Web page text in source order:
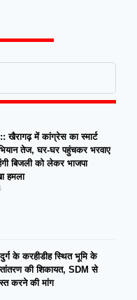
खैरागढ़ में कांग्रेस का स्मार्ट
तेज, घर-घर पहुंचकर भरवाए
बिजली को लेकर भाजपा
हमला
के करहीडीह स्थित भूमि के
की शिकायत, SDM से
करने की मांग